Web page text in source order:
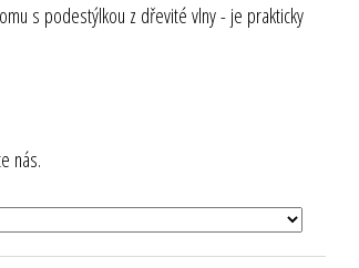
s podestýlkou z dřevité vlny - je prakticky
nás.